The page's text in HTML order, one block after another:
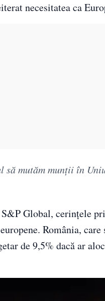
necesitatea ca
să mutăm munții în
Global, cerințele
România,
de 9,5% dacă ar